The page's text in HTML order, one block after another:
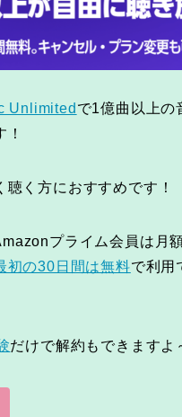
Unlimited で1億曲以上の
聴く方におすすめです！
プライム会員は月
初の30日間は無料で利用
だけで解約もできますよ